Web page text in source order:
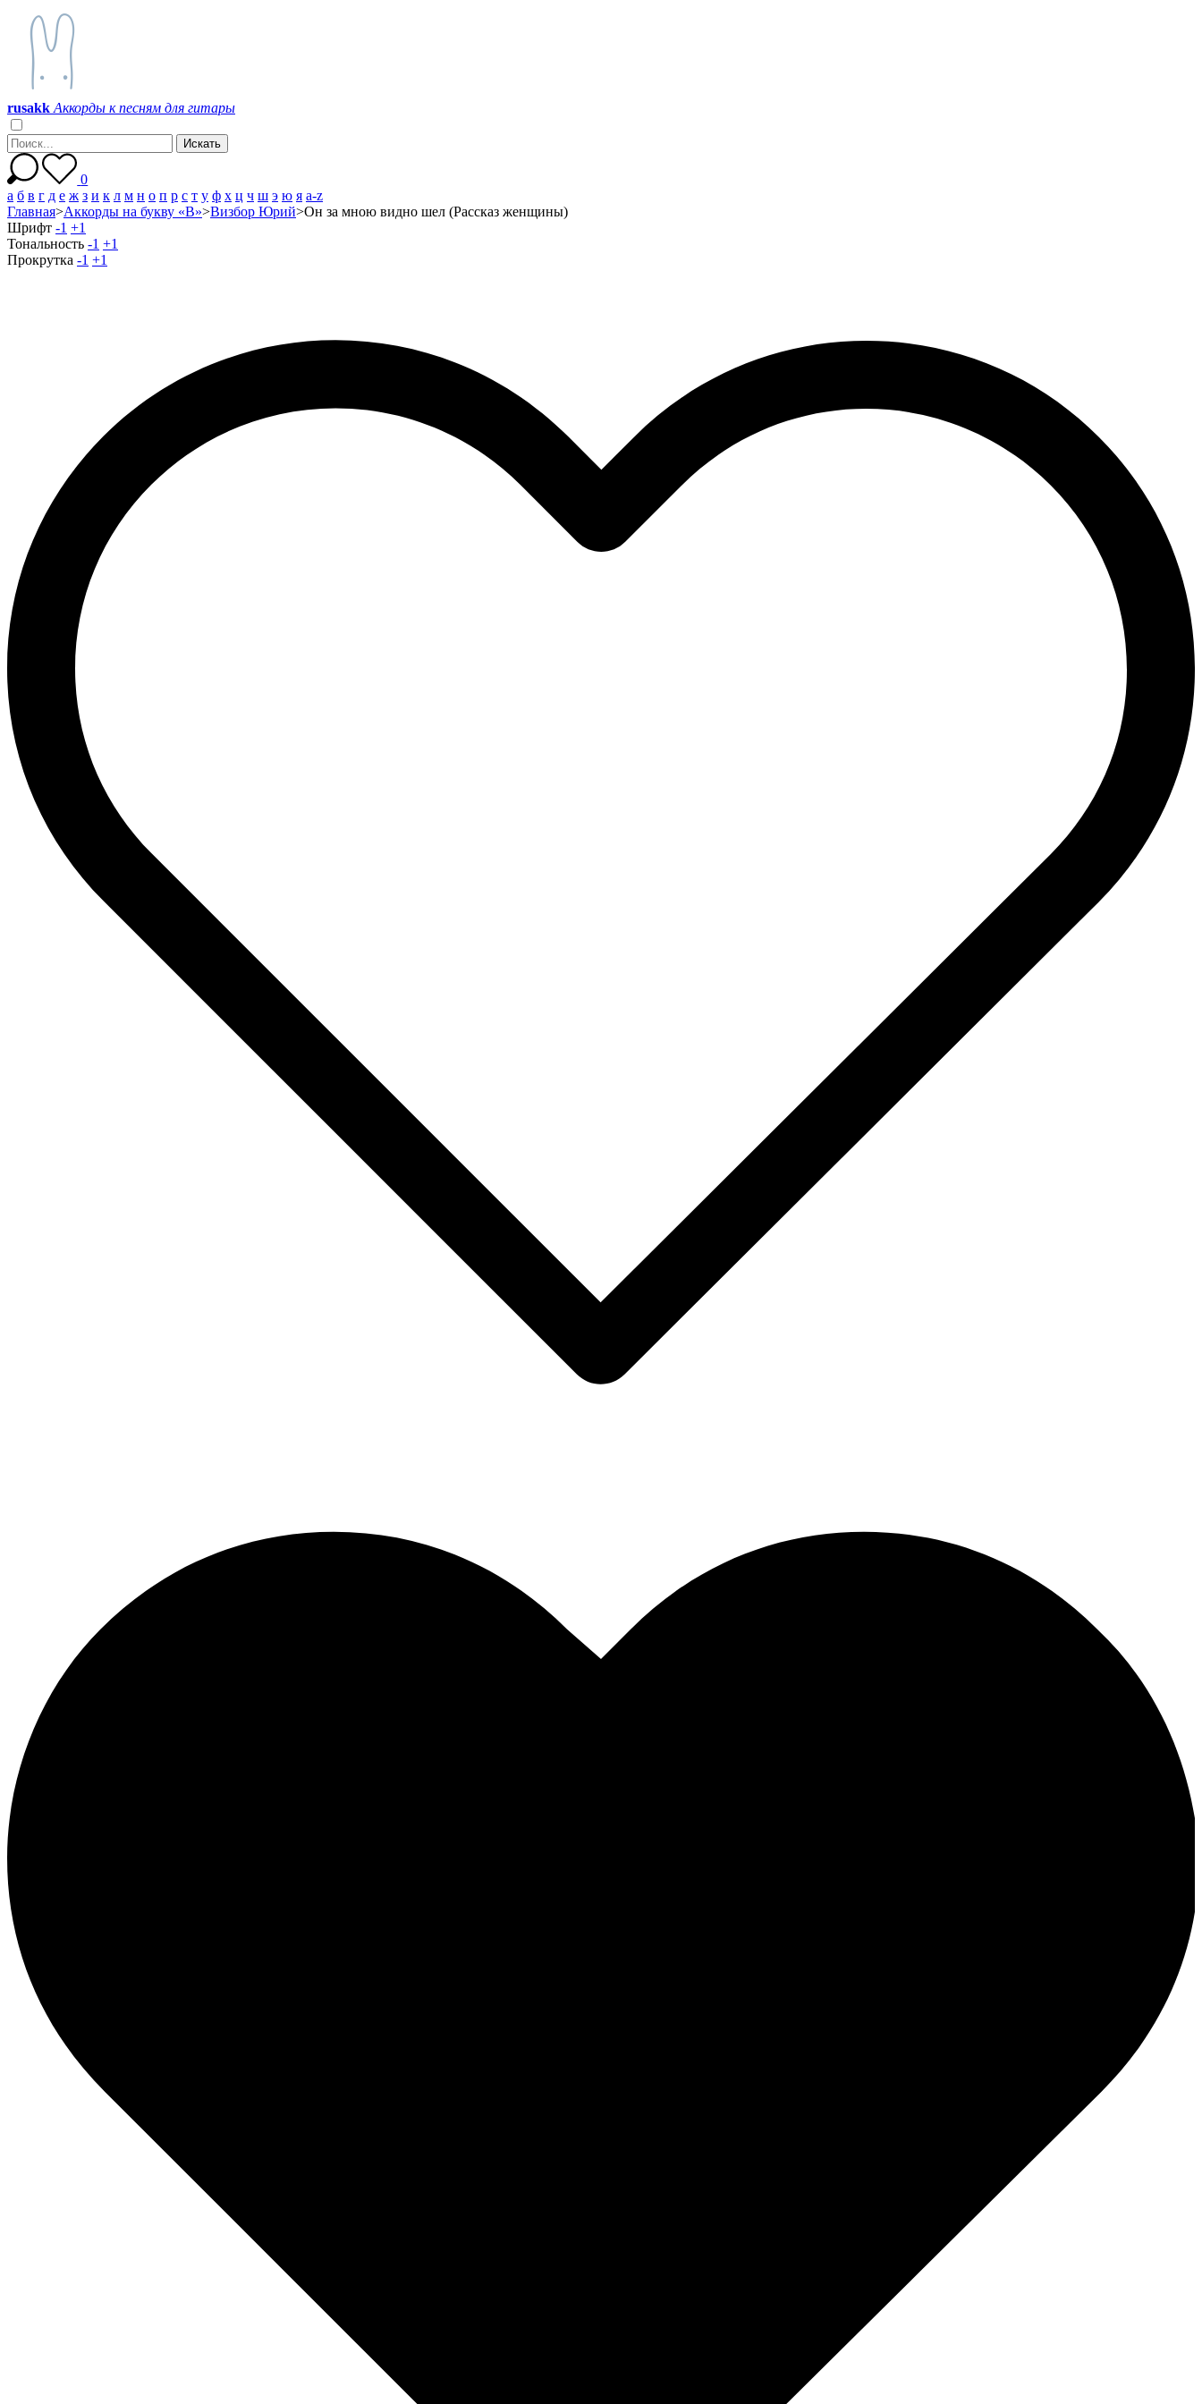
rusakk Аккорды к песням для гитары
0
а б в г д е ж з и к л м н о п р с т у ф х ц ч ш э ю я a-z
Главная>Аккорды на букву «В»>Визбор Юрий>Он за мною видно шел (Рассказ женщины)
Шрифт -1 +1
Тональность -1 +1
Прокрутка -1 +1